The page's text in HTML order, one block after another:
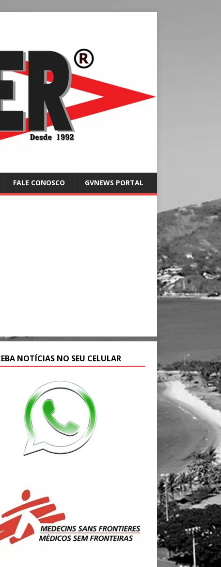
FALE CONOSCO GVNEWS PORTAL
NOTÍCIAS NO SEU CELULAR